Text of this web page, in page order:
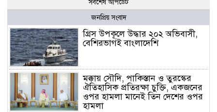
সর্বশেষ আপডেট
জনপ্রিয় সংবাদ
গ্রিস উপকূলে উদ্ধার ২০২ অভিবাসী,
বেশিরভাগই বাংলাদেশি
মক্কায় সৌদি, পাকিস্তান ও তুরস্কের
ঐতিহাসিক প্রতিরক্ষা চুক্তি, একজনের
ওপর হামলা মানেই তিন দেশের ওপর
হামলা